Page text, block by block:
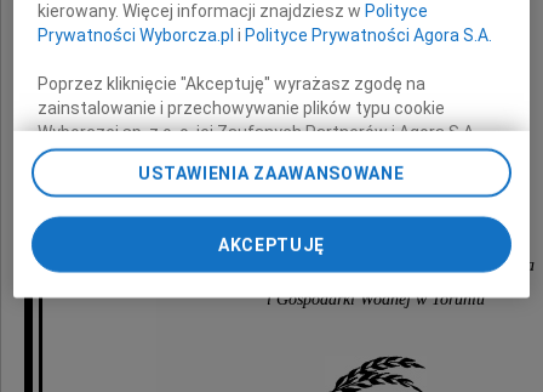
Ojca
składają
Wojewódzkiego Funduszu Ochrony Środowiska
i Gospodarki Wodnej w Toruniu
kierowany. Więcej informacji znajdziesz w Polityce
Prywatności Wyborcza.pl i Polityce Prywatności Agora S.A.
Poprzez kliknięcie "Akceptuję" wyrażasz zgodę na
zainstalowanie i przechowywanie plików typu cookie
Wyborczej sp. z o. o. jej Zaufanych Partnerów i Agora S.A.
na Twoim urządzeniu końcowym. Możesz też w każdej
chwili zmienić swoje preferencje dot. plików cookie,
preferencjami dot. przetwarzania danych poprzez
odnośnik „Ustawienia prywatności” w stopce serwisu i
przechodząc do sekcji „Ustawienia zaawansowane”.
Zmiana ustawień plików cookie możliwa jest także za
My, nasi Zaufani Partnerzy i Agora S.A. możemy
USTAWIENIA ZAAWANSOWANE
AKCEPTUJĘ